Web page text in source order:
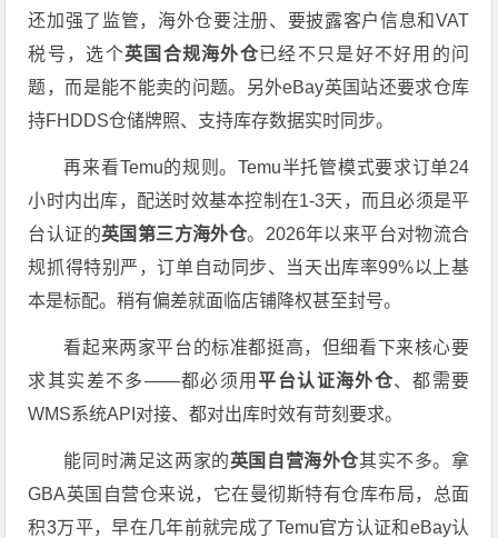
还加强了监管，海外仓要注册、要披露客户信息和VAT
税号，选个英国合规海外仓已经不只是好不好用的问
题，而是能不能卖的问题。另外eBay英国站还要求仓库
持FHDDS仓储牌照、支持库存数据实时同步。
再来看Temu的规则。Temu半托管模式要求订单24
小时内出库，配送时效基本控制在1-3天，而且必须是平
台认证的英国第三方海外仓。2026年以来平台对物流合
规抓得特别严，订单自动同步、当天出库率99%以上基
本是标配。稍有偏差就面临店铺降权甚至封号。
看起来两家平台的标准都挺高，但细看下来核心要
求其实差不多——都必须用平台认证海外仓、都需要
WMS系统API对接、都对出库时效有苛刻要求。
能同时满足这两家的英国自营海外仓其实不多。拿
GBA英国自营仓来说，它在曼彻斯特有仓库布局，总面
积3万平，早在几年前就完成了Temu官方认证和eBay认